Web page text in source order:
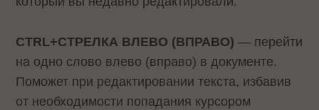
CTRL+СТРЕЛКА ВЛЕВО (ВПРАВО)— перейти
на одно слово влево (вправо) в документе.
Поможет при редактировании текста, избавив
от необходимости попадания курсором